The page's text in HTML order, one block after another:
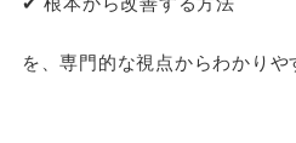
を、専門的な視点からわかりや